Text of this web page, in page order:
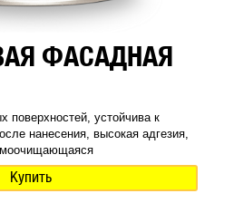
ФАСАДНАЯ
поверхностей, устойчива к
нанесения, высокая адгезия,
Купить